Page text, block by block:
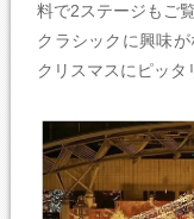
料で2ステージもご
クラシックに興味
クリスマスにピッタ